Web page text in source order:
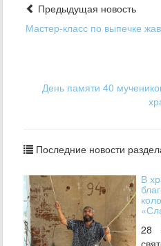
Предыдущая новость
Мастер-класс по выпечке
День памяти 40
Последние новости
В
28